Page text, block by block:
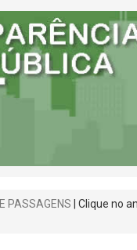
PASSAGENS | Clique no